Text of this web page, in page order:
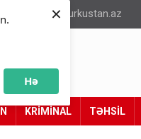
Hə
×
info@turkustan.az
KRİMİNAL TƏHSİL